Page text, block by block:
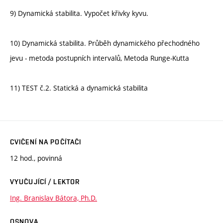
9) Dynamická stabilita. Vypočet křivky kyvu.
10) Dynamická stabilita. Průběh dynamického přechodného
jevu - metoda postupních intervalů, Metoda Runge-Kutta
11) TEST č.2. Statická a dynamická stabilita
CVIČENÍ NA POČÍTAČI
12 hod., povinná
VYUČUJÍCÍ / LEKTOR
Ing. Branislav Bátora, Ph.D.
OSNOVA